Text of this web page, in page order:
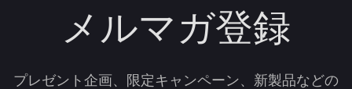
メルマガ登録
プレゼント企画、限定キャンペーン、新製品などの